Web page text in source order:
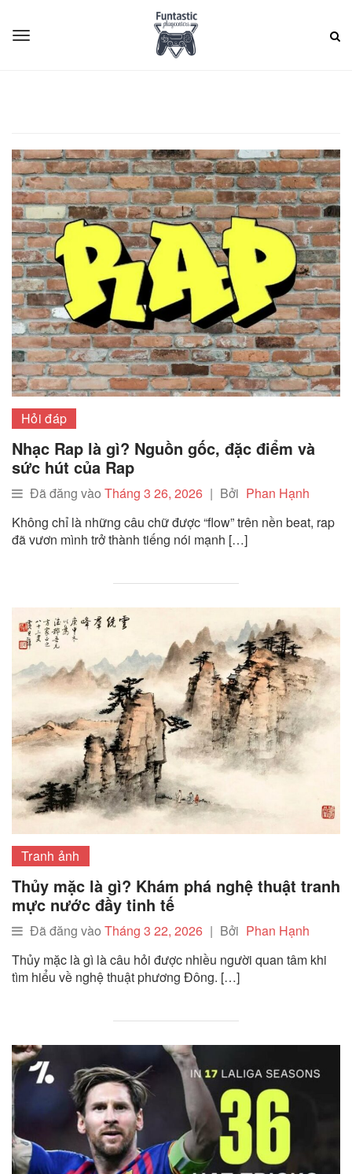
Hỏi đáp
Nhạc Rap là gì? Nguồn gốc, đặc điểm và
sức hút của Rap
Đã đăng vào Tháng 3 26, 2026 | Bởi Phan Hạnh
Không chỉ là những câu chữ được “flow” trên nền beat, rap
đã vươn mình trở thành tiếng nói mạnh […]
Tranh ảnh
Thủy mặc là gì? Khám phá nghệ thuật tranh
mực nước đầy tinh tế
Đã đăng vào Tháng 3 22, 2026 | Bởi Phan Hạnh
Thủy mặc là gì là câu hỏi được nhiều người quan tâm khi
tìm hiểu về nghệ thuật phương Đông. […]